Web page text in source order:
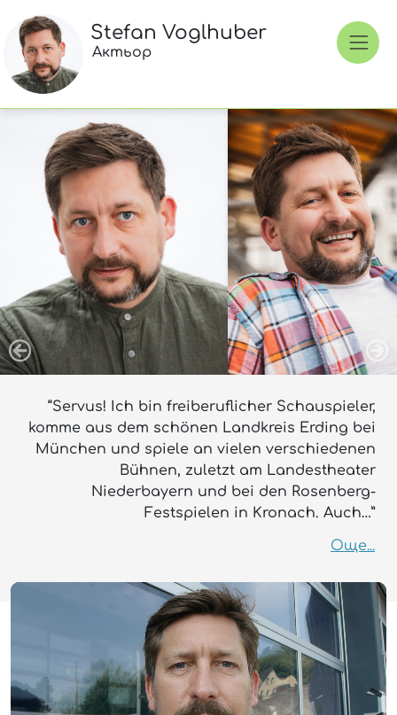
Stefan Voglhuber
Актьор
“Servus! Ich bin freiberuflicher Schauspieler,
komme aus dem schönen Landkreis Erding bei
München und spiele an vielen verschiedenen
Bühnen, zuletzt am Landestheater
Niederbayern und bei den Rosenberg-
Festspielen in Kronach. Auch…”
Още...